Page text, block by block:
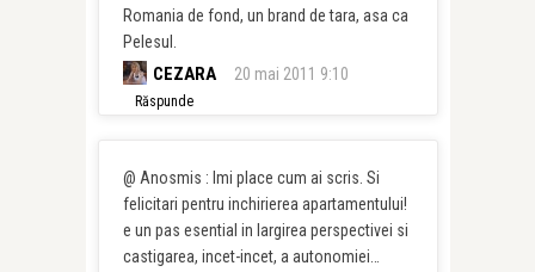
Romania de fond, un brand de tara, asa ca
Pelesul.
CEZARA 20 mai 2011 9:10
Răspunde
@ Anosmis : Imi place cum ai scris. Si
felicitari pentru inchirierea apartamentului!
e un pas esential in largirea perspectivei si
castigarea, incet-incet, a autonomiei…